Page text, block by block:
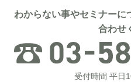
わからない事やセミナーに
合わせ
受付時間 平日